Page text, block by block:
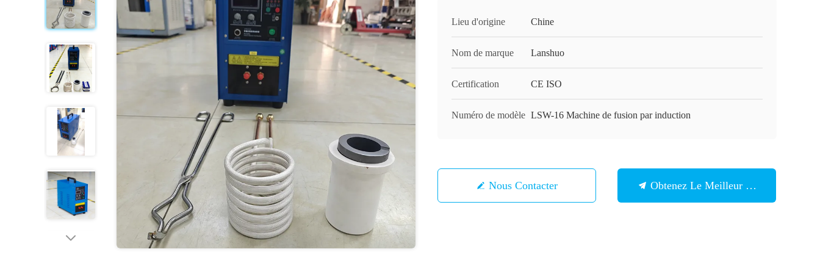
Lieu d'origine Chine
Nom de marque Lanshuo
Certification CE ISO
Numéro de modèle LSW-16 Machine de fusion par induction
Nous Contacter Obtenez Le Meilleur Prix